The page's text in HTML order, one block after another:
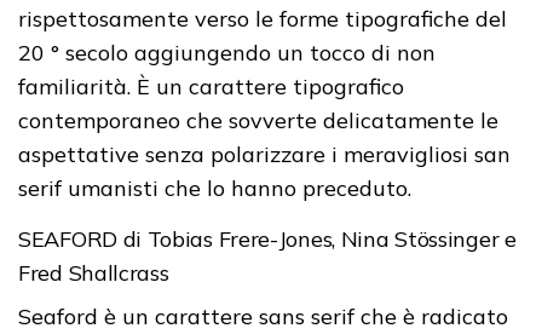
rispettosamente verso le forme tipografiche del
20 ° secolo aggiungendo un tocco di non
familiarità. È un carattere tipografico
contemporaneo che sovverte delicatamente le
aspettative senza polarizzare i meravigliosi san
serif umanisti che lo hanno preceduto.
SEAFORD di Tobias Frere-Jones, Nina Stössinger e
Fred Shallcrass
Seaford è un carattere sans serif che è radicato